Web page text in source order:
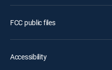
FCC public files
Accessibility